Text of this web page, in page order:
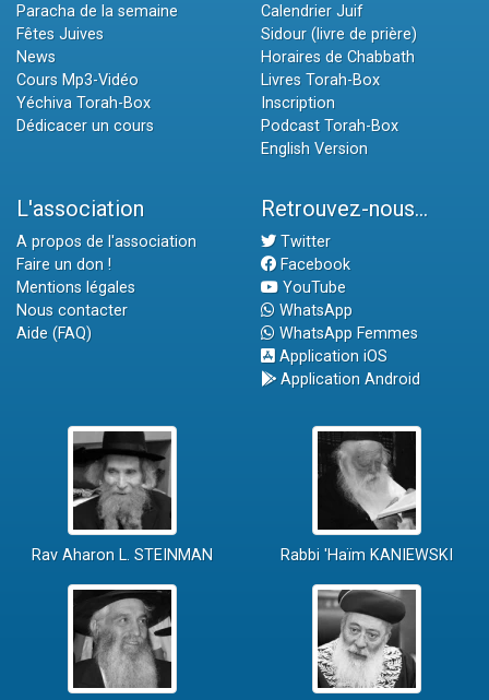
Paracha de la semaine
Fêtes Juives
News
Cours Mp3-Vidéo
Yéchiva Torah-Box
Dédicacer un cours
Calendrier Juif
Sidour (livre de prière)
Horaires de Chabbath
Livres Torah-Box
Inscription
Podcast Torah-Box
English Version
L'association
A propos de l'association
Faire un don !
Mentions légales
Nous contacter
Aide (FAQ)
Retrouvez-nous...
Twitter
Facebook
YouTube
WhatsApp
WhatsApp Femmes
Application iOS
Application Android
Rav Aharon L. STEINMAN Rabbi 'Haïm KANIEWSKI